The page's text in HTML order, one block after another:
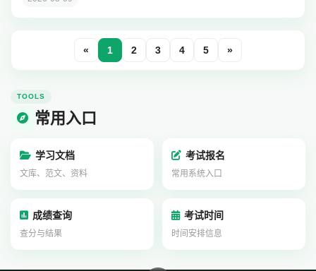
« 1 2 3 4 5 »
TOOLS
常用入口
学习文档
文库、范文、资料
考试报名
常用系统入口
成绩查询
查分与结果
考试时间
时间安排信息